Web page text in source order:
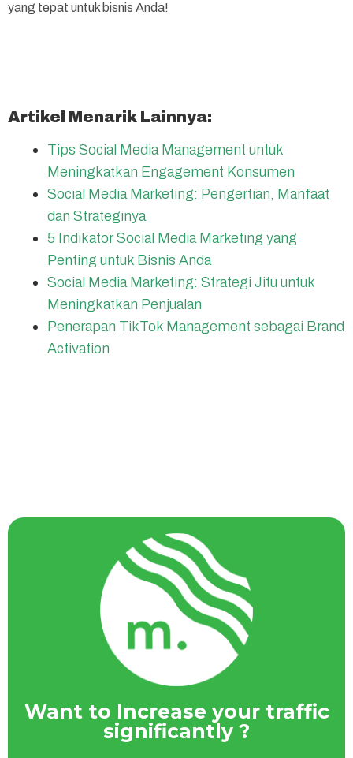
yang tepat untuk bisnis Anda!
Artikel Menarik Lainnya:
Tips Social Media Management untuk
Meningkatkan Engagement Konsumen
Social Media Marketing: Pengertian, Manfaat
dan Strateginya
5 Indikator Social Media Marketing yang
Penting untuk Bisnis Anda
Social Media Marketing: Strategi Jitu untuk
Meningkatkan Penjualan
Penerapan TikTok Management sebagai Brand
Activation
Want to Increase your traffic
significantly ?